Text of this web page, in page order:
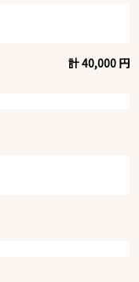
計 40,000 円